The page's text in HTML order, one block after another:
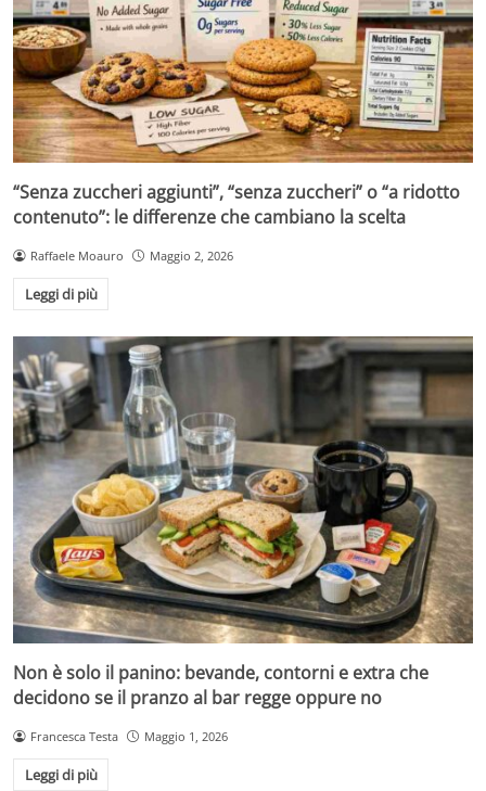
“Senza zuccheri aggiunti”, “senza zuccheri” o “a ridotto
contenuto”: le differenze che cambiano la scelta
Raffaele Moauro Maggio 2, 2026
Leggi di più
Non è solo il panino: bevande, contorni e extra che
decidono se il pranzo al bar regge oppure no
Francesca Testa Maggio 1, 2026
Leggi di più